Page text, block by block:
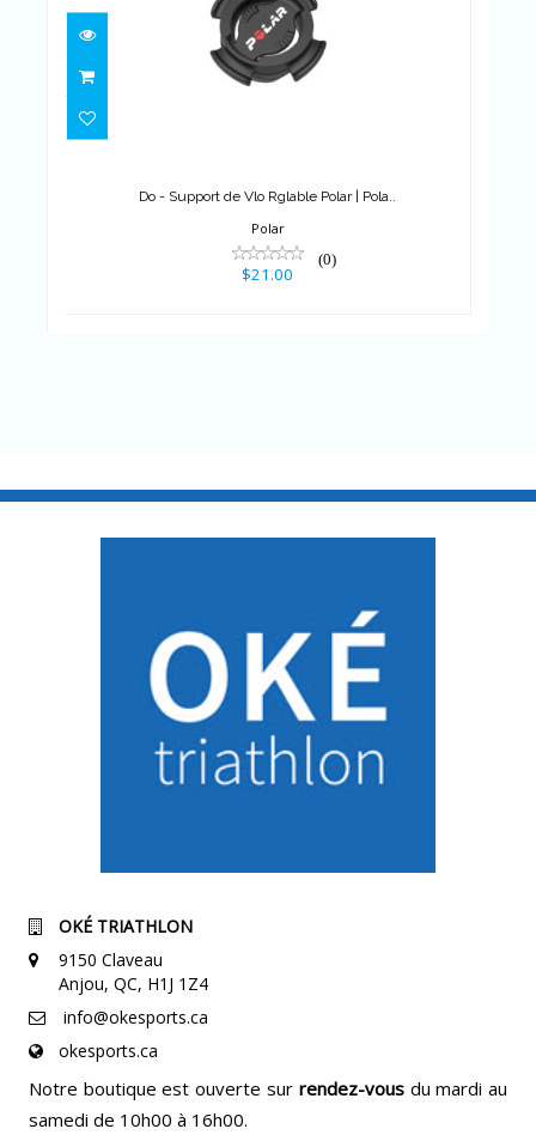
Do - Support de Vlo Rglable Polar | Pola..
Polar
(0)
$21.00
OKÉ TRIATHLON
9150 Claveau
Anjou, QC, H1J 1Z4
info@okesports.ca
okesports.ca
Notre boutique est ouverte sur rendez-vousdu mardi au
samedi de 10h00 à 16h00.